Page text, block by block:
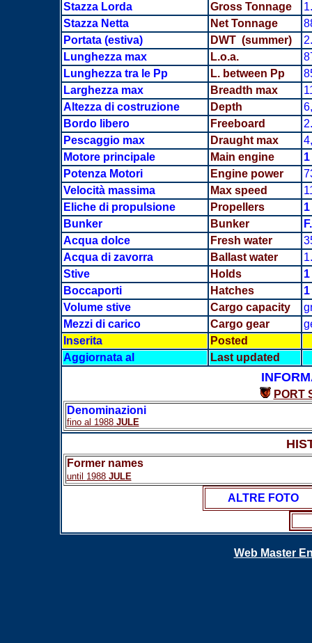
Stazza Lorda
Gross Tonnage
Stazza Netta
Net Tonnage
Portata(estiva) DWT (summer)
Lunghezza max
L.o.a.
Lunghezza tra le Pp
L. between Pp
Larghezza max
Breadth max
Altezza di costruzione
Depth
Bordo libero
Freeboard
Pescaggio max
Draught max
Motore principale
Main engine 1
Potenza Motori
Engine power
Velocità massima
Max speed
Eliche di propulsione
Propellers 1
Bunker
Bunker
Acqua dolce
Fresh water
Acqua di zavorra
Ballast water
Stive
Holds 1
Boccaporti
Hatches 1
Volume stive
Cargo capacity
Mezzi di carico
Cargo gear
Inserita
Posted
Aggiornata al
Last updated
PORT
Denominazioni
fino al 1988JULE
Former names
until 1988 JULE
ALTRE FOTO
Web Master